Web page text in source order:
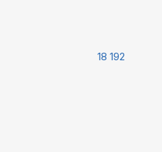
18 192